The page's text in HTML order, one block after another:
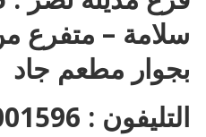
سلامة – متفرع
بجوار مطعم جاد
التليفون : 01270001596